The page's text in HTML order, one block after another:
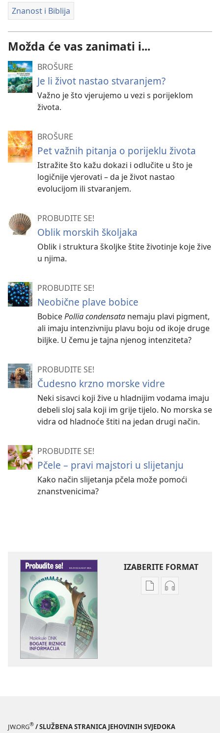
Znanost i Biblija
Možda će vas zanimati i...
BROŠURE
Je li život nastao stvaranjem?
Važno je što vjerujemo u vezi s porijeklom
života.
BROŠURE
Pet važnih pitanja o porijeklu života
Istražite što kažu dokazi i odlučite u što je
logičnije vjerovati – da je život nastao
evolucijom ili stvaranjem.
PROBUDITE SE!
Oblik morskih školjaka
Oblik i struktura školjke štite životinje koje žive
u njima.
PROBUDITE SE!
Neobične plave bobice
BobicePollia condensata nemaju plavi pigment,
ali imaju intenzivniju plavu boju od ikoje druge
biljke. U čemu je tajna njenog intenziteta?
PROBUDITE SE!
Čudesno krzno morske vidre
Neki sisavci koji žive u hladnijim vodama imaju
debeli sloj sala koji im grije tijelo. No morska se
vidra od hladnoće štiti na jedan drugi način.
PROBUDITE SE!
Pčele – pravi majstori u slijetanju
Kako način slijetanja pčela može pomoći
znanstvenicima?
IZABERITE FORMAT
PostavkePostavke
JW.ORG® / SLUŽBENA STRANICA JEHOVINIH SVJEDOKA